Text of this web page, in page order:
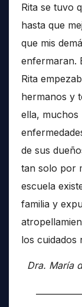
Rita se tuvo
hasta que
que mis
enfermaran.
Rita
hermanos y
ella, muchos
de sus
tan solo por
escuela
familia y
los cuidados
Dra. María